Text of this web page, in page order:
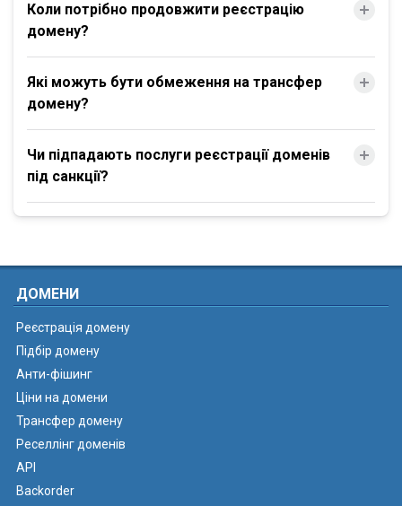
Коли потрібно продовжити реєстрацію
домену?
Які можуть бути обмеження на трансфер
домену?
Чи підпадають послуги реєстрації доменів
під санкції?
ДОМЕНИ
Реєстрація домену
Підбір домену
Анти-фішинг
Ціни на домени
Трансфер домену
Реселлінг доменів
API
Backorder